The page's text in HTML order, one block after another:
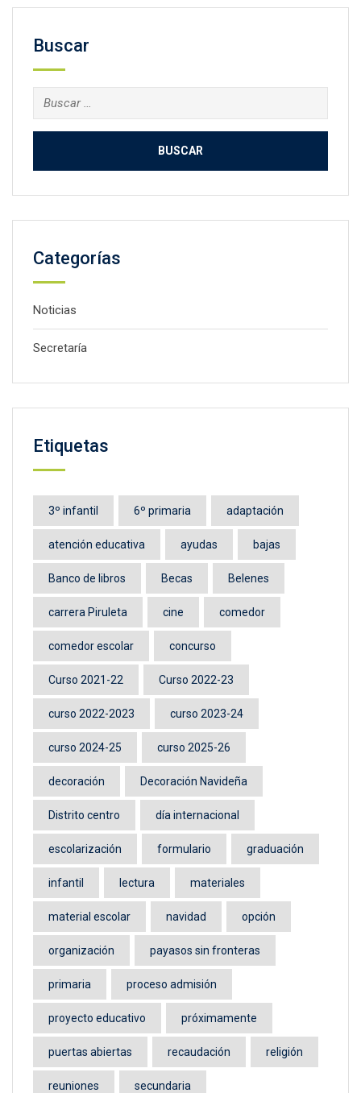
Buscar
Buscar:
Categorías
Noticias
Secretaría
Etiquetas
3º infantil 6º primaria adaptación
atención educativa ayudas bajas
Banco de libros Becas Belenes
carrera Piruleta cine comedor
comedor escolar concurso
Curso 2021-22 Curso 2022-23
curso 2022-2023 curso 2023-24
curso 2024-25 curso 2025-26
decoración Decoración Navideña
Distrito centro día internacional
escolarización formulario graduación
infantil lectura materiales
material escolar navidad opción
organización payasos sin fronteras
primaria proceso admisión
proyecto educativo próximamente
puertas abiertas recaudación religión
reuniones secundaria